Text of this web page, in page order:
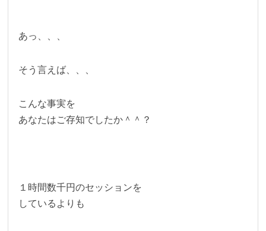
あっ、、、
そう言えば、、、
こんな事実を
あなたはご存知でしたか＾＾？
１時間数千円のセッションを
しているよりも